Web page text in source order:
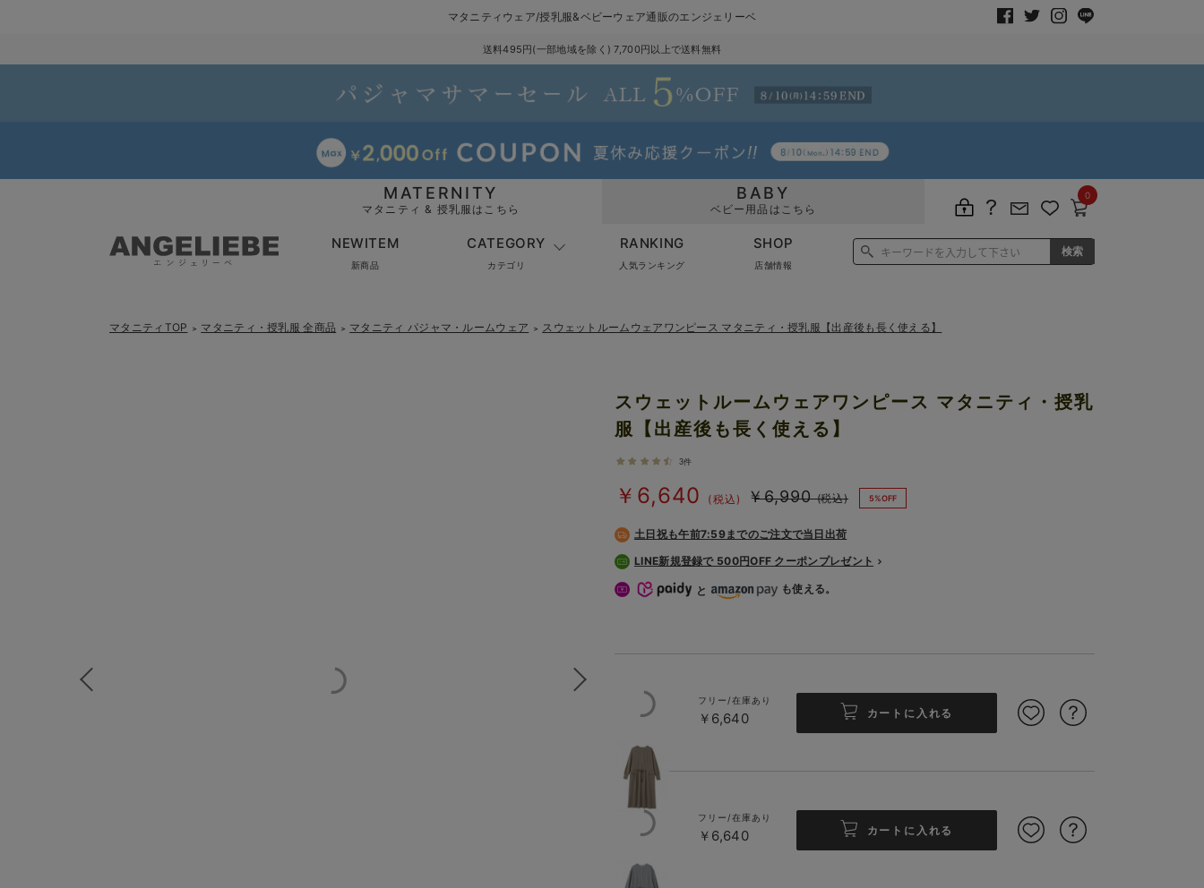
マタニティウェア/授乳服&ベビーウェア通販のエンジェリーベ
送料495円(一部地域を除く) 7,700円以上で送料無料
MATERNITY
マタニティ & 授乳服はこちら
BABY
ベビー用品はこちら
0
NEWITEM
新商品
CATEGORY
カテゴリ
RANKING
人気ランキング
SHOP
店舗情報
マタニティTOP ＞ マタニティ・授乳服 全商品 ＞ マタニティ パジャマ・ルームウェア ＞ スウェットルームウェアワンピース マタニティ・授乳服【出産後も長く使える】
スウェットルームウェアワンピース マタニティ・授乳
服【出産後も長く使える】
3件
￥6,990 (税込)
￥6,640 (税込) 5%OFF
土日祝も午前7:59までのご注文で当日出荷
LINE新規登録で 500円OFF クーポンプレゼント
と も使える。
フリー/在庫あり
￥6,640 カートに入れる
グレー
フリー/在庫あり
￥6,640 カートに入れる